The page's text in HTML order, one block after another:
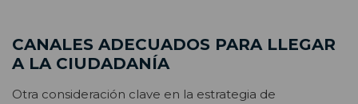
CANALES ADECUADOS PARA LLEGAR
A LA CIUDADANÍA
Otra consideración clave en la estrategia de